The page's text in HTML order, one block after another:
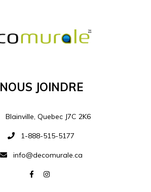
Nous Joindre
Blainville, Quebec J7C 2K6
1-888-515-5177
info@decomurale.ca